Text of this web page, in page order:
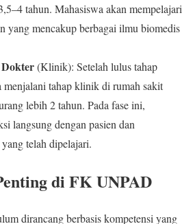
tahun. Mahasiswa akan mempelajari
yang mencakup berbagai ilmu biomedis
(Klinik): Setelah lulus tahap
tahap klinik di rumah sakit
lebih 2 tahun. Pada fase ini,
langsung dengan pasien dan
telah dipelajari.
di FK UNPAD
dirancang berbasis kompetensi yang